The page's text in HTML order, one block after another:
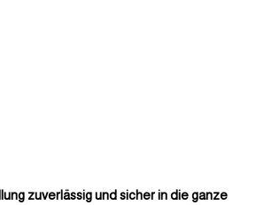
zuverlässig und sicher in die ganze